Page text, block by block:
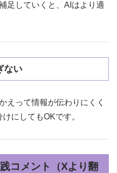
足していくと、AIはより適
ない
えって情報が伝わりにくく
にしてもOKです。
コメント（Xより翻